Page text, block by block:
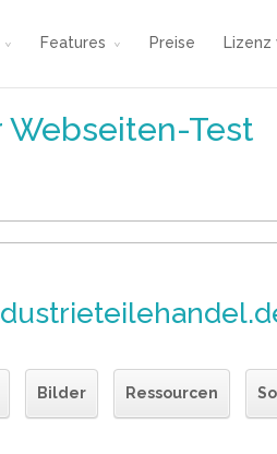
Features Preise Lizenz
Test
Bilder Ressourcen